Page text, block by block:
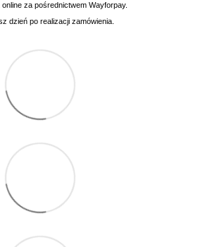
za pośrednictwem Wayforpay.
dzień po realizacji zamówienia.